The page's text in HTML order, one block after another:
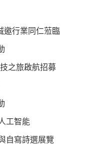
邀行業同仁蒞臨
之旅啟航招募
工智能
自寫詩選展覽